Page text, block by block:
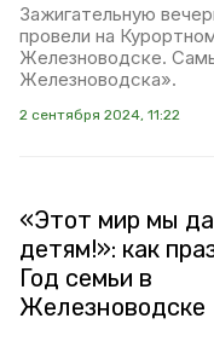
Зажигательную
провели на
Железноводске.
Железноводска».
2 сентября 2024, 11:22
«Этот мир мы
детям!»: как
Год семьи в
Железноводске